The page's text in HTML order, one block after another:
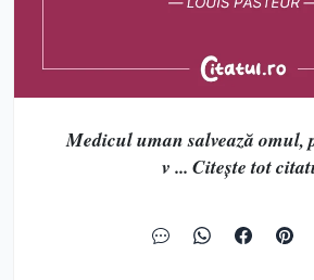
Medicul uman salvează omul,
v ... Citește tot